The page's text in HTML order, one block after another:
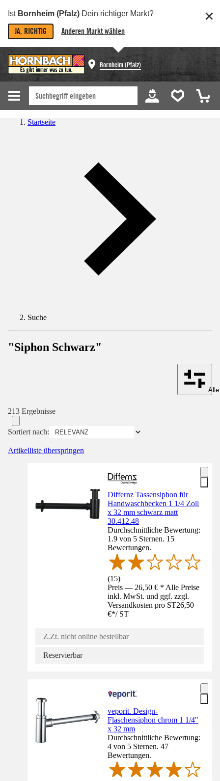
Ist Bornheim (Pfalz) Dein richtiger Markt?
JA, RICHTIG Anderen Markt wählen
Bornheim (Pfalz)
Startseite
Suche
"Siphon Schwarz"
213 Ergebnisse
Sortiert nach:
Artikelliste überspringen
Differnz Tassensiphon für
Handwaschbecken 1 1/4 Zoll
x 32 mm schwarz matt
30.412.48
Durchschnittliche Bewertung:
1.9 von 5 Sternen. 15
Bewertungen.
(15)
Preis — 26,50 € * Alle Preise
inkl. MwSt. und ggf. zzgl.
Versandkosten pro ST26,50
€*/ ST
Z.Zt. nicht online bestellbar
Reservierbar
veporit. Design-
Flaschensiphon chrom 1 1/4"
x 32 mm
Durchschnittliche Bewertung:
4 von 5 Sternen. 47
Bewertungen.